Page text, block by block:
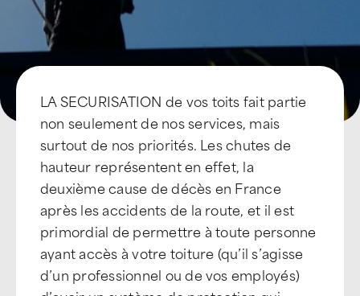
LA SECURISATION de vos toits fait partie
non seulement de nos services, mais
surtout de nos priorités. Les chutes de
hauteur représentent en effet, la
deuxième cause de décès en France
après les accidents de la route, et il est
primordial de permettre à toute personne
ayant accès à votre toiture (qu’il s’agisse
d’un professionnel ou de vos employés)